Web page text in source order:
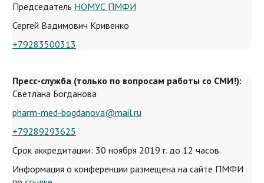
Председатель НОМУС ПМФИ
Сергей Вадимович Кривенко
+79283500313
Пресс-служба (только по вопросам работы со СМИ!):
Светлана Богданова
pharm-med-bogdanova@mail.ru
+79289293625
Срок аккредитации: 30 ноября 2019 г. до 12 часов.
Информация о конференции размещена на сайте ПМФИ